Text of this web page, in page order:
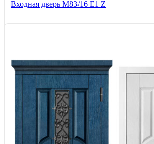
Входная дверь M83/16 Е1 Z